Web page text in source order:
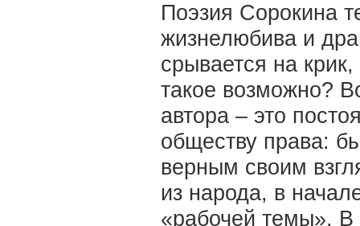
Поэзия Сорокина
жизнелюбива и
срывается на
такое возможно?
автора – это
обществу права:
верным своим
из народа, в
«рабочей темы». В